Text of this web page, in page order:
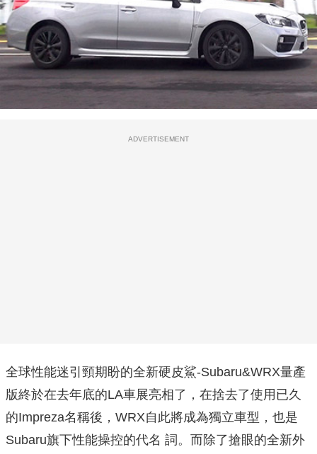
ADVERTISEMENT
全球性能迷引頸期盼的全新硬皮鯊-Subaru&WRX量產
版終於在去年底的LA車展亮相了，在捨去了使用已久
的Impreza名稱後，WRX自此將成為獨立車型，也是
Subaru旗下性能操控的代名 詞。而除了搶眼的全新外